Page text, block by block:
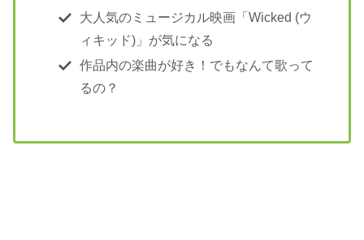
大人気のミュージカル映画「Wicked (ウ
ィキッド)」が気になる
作品内の楽曲が好き！でもなんて歌って
るの？